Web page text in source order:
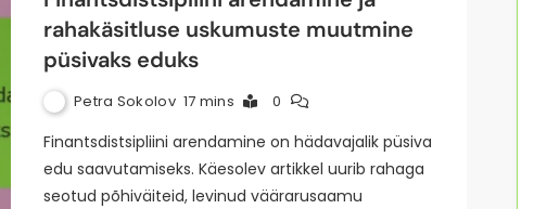
rahakäsitluse uskumuste muutmine
püsivaks eduks
Petra Sokolov 17 mins 0
Finantsdistsipliini arendamine on hädavajalik püsiva
edu saavutamiseks. Käesolev artikkel uurib rahaga
seotud põhiväiteid, levinud väärarusaamu